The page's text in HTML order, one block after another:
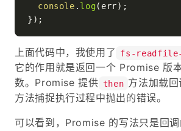
console . log(err);
上面代码中，我使用了 fs-readfile-
它的作用就是返回一个 Promise 版
数。Promise 提供 then 方法加载回
方法捕捉执行过程中抛出的错误。
可以看到，Promise 的写法只是回